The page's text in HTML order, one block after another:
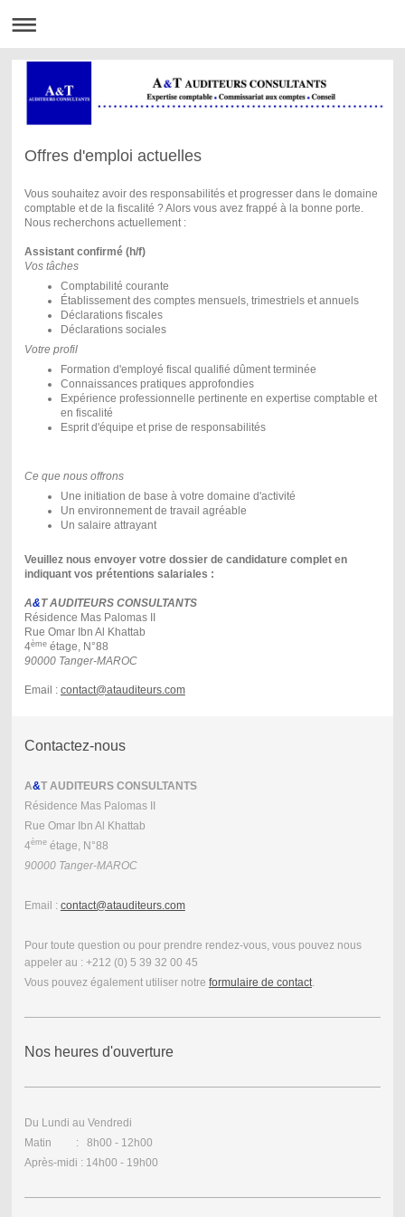
Offres d'emploi actuelles
Vous souhaitez avoir des responsabilités et progresser dans le domaine
comptable et de la fiscalité ? Alors vous avez frappé à la bonne porte.
Nous recherchons actuellement :
Assistant confirmé (h/f)
Vos tâches
Comptabilité courante
Établissement des comptes mensuels, trimestriels et annuels
Déclarations fiscales
Déclarations sociales
Votre profil
Formation d'employé fiscal qualifié dûment terminée
Connaissances pratiques approfondies
Expérience professionnelle pertinente en expertise comptable et
en fiscalité
Esprit d'équipe et prise de responsabilités
Ce que nous offrons
Une initiation de base à votre domaine d'activité
Un environnement de travail agréable
Un salaire attrayant
Veuillez nous envoyer votre dossier de candidature complet en
indiquant vos prétentions salariales :
A&T AUDITEURS CONSULTANTS
Résidence Mas Palomas II
Rue Omar Ibn Al Khattab
4èmeétage, N°88
90000 Tanger-MAROC
Email : contact@atauditeurs.com
Contactez-nous
A&T AUDITEURS CONSULTANTS
Résidence Mas Palomas II
Rue Omar Ibn Al Khattab
4èmeétage, N°88
90000 Tanger-MAROC
Email : contact@atauditeurs.com
Pour toute question ou pour prendre rendez-vous, vous pouvez nous
appeler au : +212 (0) 5 39 32 00 45
Vous pouvez également utiliser notre formulaire de contact.
Nos heures d'ouverture
Du Lundi au Vendredi
Matin : 8h00 - 12h00
Après-midi : 14h00 - 19h00